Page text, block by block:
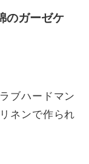
のガーゼケ
ブハードマン
ネンで作られ